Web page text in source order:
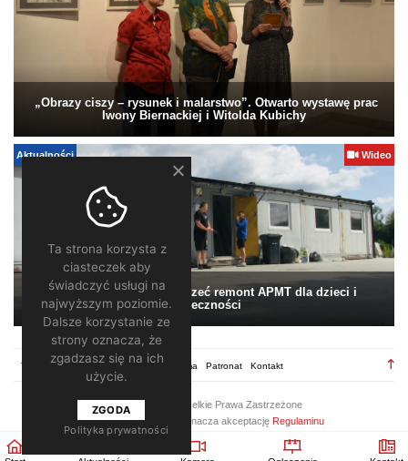
„Obrazy ciszy – rysunek i malarstwo”. Otwarto wystawę prac
Iwony Biernackiej i Witolda Kubichy
Aktualności Wideo
Pomagamy. Warto wesprzeć remont APMT dla dzieci i
społeczności
Regulamin Redakcja Reklama Patronat Kontakt
2026 ©
/ Wszelkie Prawa Zastrzeżone
Korzystanie z portalu oznacza akceptację Regulaminu
Ta strona korzysta z
ciasteczek aby
świadczyć usługi na
najwyższym poziomie.
Dalsze korzystanie ze
strony oznacza, że
zgadzasz się na ich
użycie.
ZGODA
Polityka prywatności